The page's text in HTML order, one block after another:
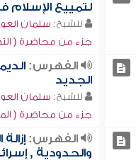
لتمييع الإسلام
للشيخ: سلمان
جزء من محاضرة (
الفهرس:
الجديد
للشيخ: سلمان
جزء من محاضرة (
الفهرس:
والحدودية ,